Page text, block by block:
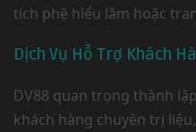
tích phệ hiểu lầm hoặc
Dịch Vụ Hỗ Trợ Khách
DV88 quan trọng thành
khách hàng chuyên trị